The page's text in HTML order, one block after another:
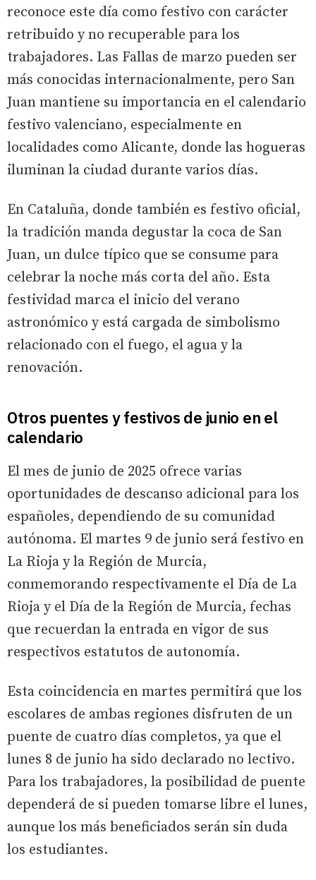
reconoce este día como festivo con carácter
retribuido y no recuperable para los
trabajadores. Las Fallas de marzo pueden ser
más conocidas internacionalmente, pero San
Juan mantiene su importancia en el calendario
festivo valenciano, especialmente en
localidades como Alicante, donde las hogueras
iluminan la ciudad durante varios días.
En Cataluña, donde también es festivo oficial,
la tradición manda degustar la coca de San
Juan, un dulce típico que se consume para
celebrar la noche más corta del año. Esta
festividad marca el inicio del verano
astronómico y está cargada de simbolismo
relacionado con el fuego, el agua y la
renovación.
Otros puentes y festivos de junio en el
calendario
El mes de junio de 2025 ofrece varias
oportunidades de descanso adicional para los
españoles, dependiendo de su comunidad
autónoma. El martes 9 de junio será festivo en
La Rioja y la Región de Murcia,
conmemorando respectivamente el Día de La
Rioja y el Día de la Región de Murcia, fechas
que recuerdan la entrada en vigor de sus
respectivos estatutos de autonomía.
Esta coincidencia en martes permitirá que los
escolares de ambas regiones disfruten de un
puente de cuatro días completos, ya que el
lunes 8 de junio ha sido declarado no lectivo.
Para los trabajadores, la posibilidad de puente
dependerá de si pueden tomarse libre el lunes,
aunque los más beneficiados serán sin duda
los estudiantes.